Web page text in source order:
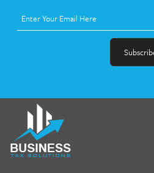
fat melter pill
does rapid tone weight loss work
seen on tv belly burner reviews
forskolin fit pro price
mccarthy diet,dr phil weight loss pill